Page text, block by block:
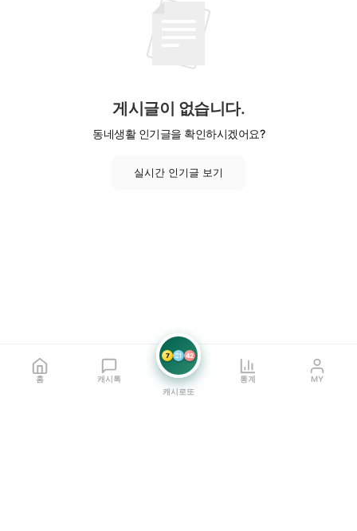
게시글이 없습니다.
동네생활 인기글을 확인하시겠어요?
실시간 인기글 보기
홈 캐시톡
7 21 42
캐시로또
통계 MY